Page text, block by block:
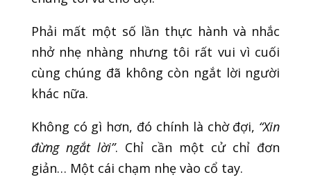
Phải mất một số lần thực hành và nhắc
nhở nhẹ nhàng nhưng tôi rất vui vì cuối
cùng chúng đã không còn ngắt lời người
khác nữa.
Không có gì hơn, đó chính là chờ đợi, “Xin
đừng ngắt lời”. Chỉ cần một cử chỉ đơn
giản… Một cái chạm nhẹ vào cổ tay.